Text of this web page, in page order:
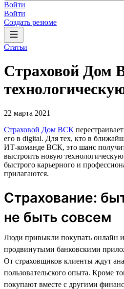
Войти
Войти
Создать резюме
Статьи
Страховой Дом
22 марта 2021
Страховой Дом ВСК
его в digital. Для тех, кто в
ИТ-команде ВСК, это шанс
выстроить новую
быстрого карьерного и
прилагаются.
Страхование:
не быть совсем
Люди привыкли покупать онлайн и
продвинутыми банковскими
От страховщиков клиенты ждут
пользовательского опыта. Кроме
покупают вместе с другими